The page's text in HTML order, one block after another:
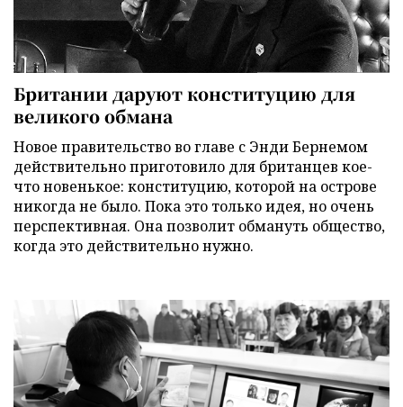
Британии даруют конституцию для
великого обмана
Новое правительство во главе с Энди Бернемом
действительно приготовило для британцев кое-
что новенькое: конституцию, которой на острове
никогда не было. Пока это только идея, но очень
перспективная. Она позволит обмануть общество,
когда это действительно нужно.